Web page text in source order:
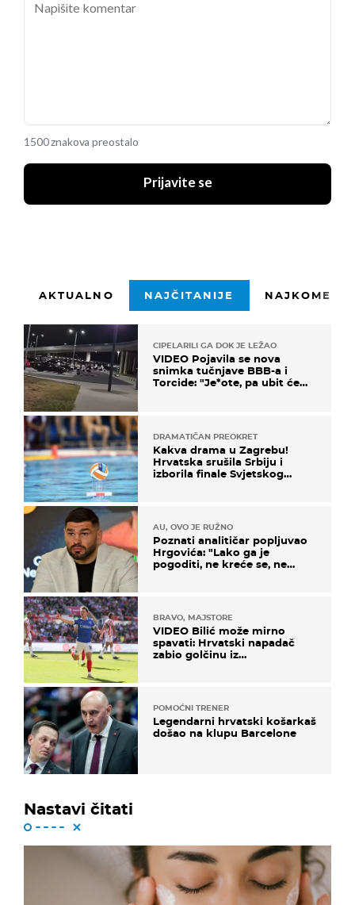
1500 znakova preostalo
Prijavite se
AKTUALNO NAJČITANIJE
CIPELARILI GA DOK JE LEŽAO
VIDEO Pojavila se nova
snimka tučnjave BBB-a i
Torcide: "Je*ote, pa ubit će
DRAMATIČAN PREOKRET
Kakva drama u Zagrebu!
Hrvatska srušila Srbiju i
izborila finale Svjetskog
AU, OVO JE RUŽNO
Poznati analitičar popljuvao
Hrgovića: "Lako ga je
pogoditi, ne kreće se, ne
BRAVO, MAJSTORE
VIDEO Bilić može mirno
spavati: Hrvatski napadač
zabio golčinu iz
POMOĆNI TRENER
Legendarni hrvatski košarkaš
došao na klupu Barcelone
Nastavi čitati